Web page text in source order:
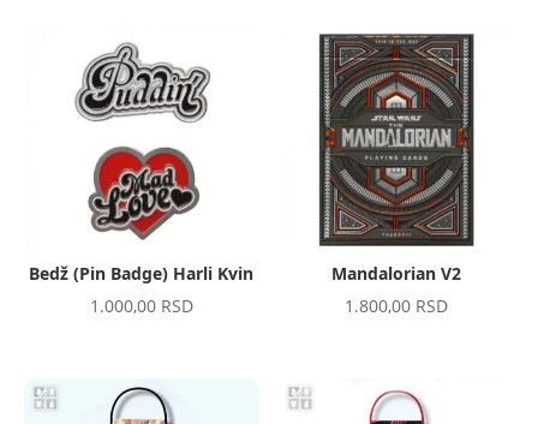
Bedž (Pin Badge) Harli Kvin
1.000,00 RSD
Mandalorian V2
1.800,00 RSD